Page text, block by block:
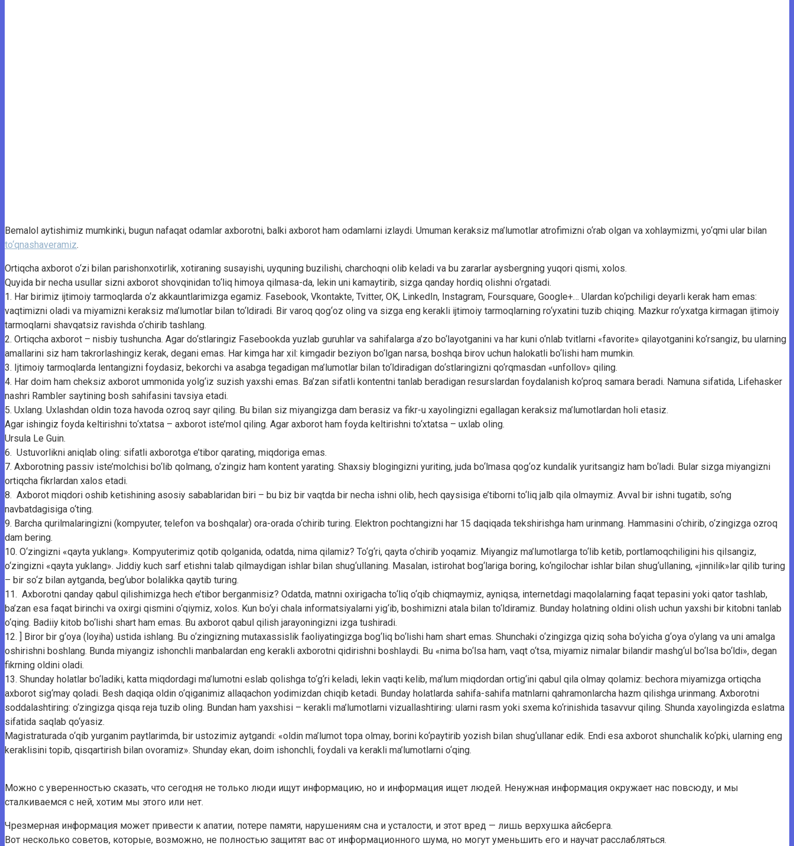
Bemalol aytishimiz mumkinki, bugun nafaqat odamlar axborotni, balki axborot ham odamlarni izlaydi. Umuman keraksiz ma’lumotlar atrofimizni o‘rab olgan va xohlaymizmi, yo‘qmi ular bilan
to‘qnashaveramiz.
Ortiqcha axborot o‘zi bilan parishonxotirlik, xotiraning susayishi, uyquning buzilishi, charchoqni olib keladi va bu zararlar aysbergning yuqori qismi, xolos.
Quyida bir necha usullar sizni axborot shovqinidan to‘liq himoya qilmasa-da, lekin uni kamaytirib, sizga qanday hordiq olishni o‘rgatadi.
1. Har birimiz ijtimoiy tarmoqlarda o‘z akkauntlarimizga egamiz. Fasebook, Vkontakte, Tvitter, OK, LinkedIn, Instagram, Foursquare, Google+… Ulardan ko‘pchiligi deyarli kerak ham emas:
vaqtimizni oladi va miyamizni keraksiz ma’lumotlar bilan to‘ldiradi. Bir varoq qog‘oz oling va sizga eng kerakli ijtimoiy tarmoqlarning ro‘yxatini tuzib chiqing. Mazkur ro‘yxatga kirmagan ijtimoiy
tarmoqlarni shavqatsiz ravishda o‘chirib tashlang.
2. Ortiqcha axborot – nisbiy tushuncha. Agar do‘stlaringiz Fasebookda yuzlab guruhlar va sahifalarga a’zo bo‘layotganini va har kuni o‘nlab tvitlarni «favorite» qilayotganini ko‘rsangiz, bu ularning
amallarini siz ham takrorlashingiz kerak, degani emas. Har kimga har xil: kimgadir beziyon bo‘lgan narsa, boshqa birov uchun halokatli bo‘lishi ham mumkin.
3. Ijtimoiy tarmoqlarda lentangizni foydasiz, bekorchi va asabga tegadigan ma’lumotlar bilan to‘ldiradigan do‘stlaringizni qo‘rqmasdan «unfollov» qiling.
4. Har doim ham cheksiz axborot ummonida yolg‘iz suzish yaxshi emas. Ba’zan sifatli kontentni tanlab beradigan resurslardan foydalanish ko‘proq samara beradi. Namuna sifatida, Lifehasker
nashri Rambler saytining bosh sahifasini tavsiya etadi.
5. Uxlang. Uxlashdan oldin toza havoda ozroq sayr qiling. Bu bilan siz miyangizga dam berasiz va fikr-u xayolingizni egallagan keraksiz ma’lumotlardan holi etasiz.
Agar ishingiz foyda keltirishni to‘xtatsa – axborot iste’mol qiling. Agar axborot ham foyda keltirishni to‘xtatsa – uxlab oling.
Ursula Le Guin.
6. Ustuvorlikni aniqlab oling: sifatli axborotga e’tibor qarating, miqdoriga emas.
7. Axborotning passiv iste’molchisi bo‘lib qolmang, o‘zingiz ham kontent yarating. Shaxsiy blogingizni yuriting, juda bo‘lmasa qog‘oz kundalik yuritsangiz ham bo‘ladi. Bular sizga miyangizni
ortiqcha fikrlardan xalos etadi.
8. Axborot miqdori oshib ketishining asosiy sabablaridan biri – bu biz bir vaqtda bir necha ishni olib, hech qaysisiga e’tiborni to‘liq jalb qila olmaymiz. Avval bir ishni tugatib, so‘ng
navbatdagisiga o‘ting.
9. Barcha qurilmalaringizni (kompyuter, telefon va boshqalar) ora-orada o‘chirib turing. Elektron pochtangizni har 15 daqiqada tekshirishga ham urinmang. Hammasini o‘chirib, o‘zingizga ozroq
dam bering.
10. O‘zingizni «qayta yuklang». Kompyuterimiz qotib qolganida, odatda, nima qilamiz? To‘g‘ri, qayta o‘chirib yoqamiz. Miyangiz ma’lumotlarga to‘lib ketib, portlamoqchiligini his qilsangiz,
o‘zingizni «qayta yuklang». Jiddiy kuch sarf etishni talab qilmaydigan ishlar bilan shug‘ullaning. Masalan, istirohat bog‘lariga boring, ko‘ngilochar ishlar bilan shug‘ullaning, «jinnilik»lar qilib turing
– bir so‘z bilan aytganda, beg‘ubor bolalikka qaytib turing.
11. Axborotni qanday qabul qilishimizga hech e’tibor berganmisiz? Odatda, matnni oxirigacha to‘liq o‘qib chiqmaymiz, ayniqsa, internetdagi maqolalarning faqat tepasini yoki qator tashlab,
ba’zan esa faqat birinchi va oxirgi qismini o‘qiymiz, xolos. Kun bo‘yi chala informatsiyalarni yig‘ib, boshimizni atala bilan to‘ldiramiz. Bunday holatning oldini olish uchun yaxshi bir kitobni tanlab
o‘qing. Badiiy kitob bo‘lishi shart ham emas. Bu axborot qabul qilish jarayoningizni izga tushiradi.
12. ] Biror bir g‘oya (loyiha) ustida ishlang. Bu o‘zingizning mutaxassislik faoliyatingizga bog‘liq bo‘lishi ham shart emas. Shunchaki o‘zingizga qiziq soha bo‘yicha g‘oya o‘ylang va uni amalga
oshirishni boshlang. Bunda miyangiz ishonchli manbalardan eng kerakli axborotni qidirishni boshlaydi. Bu «nima bo‘lsa ham, vaqt o‘tsa, miyamiz nimalar bilandir mashg‘ul bo‘lsa bo‘ldi», degan
fikrning oldini oladi.
13. Shunday holatlar bo‘ladiki, katta miqdordagi ma’lumotni eslab qolishga to‘g‘ri keladi, lekin vaqti kelib, ma’lum miqdordan ortig‘ini qabul qila olmay qolamiz: bechora miyamizga ortiqcha
axborot sig‘may qoladi. Besh daqiqa oldin o‘qiganimiz allaqachon yodimizdan chiqib ketadi. Bunday holatlarda sahifa-sahifa matnlarni qahramonlarcha hazm qilishga urinmang. Axborotni
soddalashtiring: o‘zingizga qisqa reja tuzib oling. Bundan ham yaxshisi – kerakli ma’lumotlarni vizuallashtiring: ularni rasm yoki sxema ko‘rinishida tasavvur qiling. Shunda xayolingizda eslatma
sifatida saqlab qo‘yasiz.
Magistraturada o‘qib yurganim paytlarimda, bir ustozimiz aytgandi: «oldin ma’lumot topa olmay, borini ko‘paytirib yozish bilan shug‘ullanar edik. Endi esa axborot shunchalik ko‘pki, ularning eng
keraklisini topib, qisqartirish bilan ovoramiz». Shunday ekan, doim ishonchli, foydali va kerakli ma’lumotlarni o‘qing.
Можно с уверенностью сказать, что сегодня не только люди ищут информацию, но и информация ищет людей. Ненужная информация окружает нас повсюду, и мы
сталкиваемся с ней, хотим мы этого или нет.
Чрезмерная информация может привести к апатии, потере памяти, нарушениям сна и усталости, и этот вред — лишь верхушка айсберга.
Вот несколько советов, которые, возможно, не полностью защитят вас от информационного шума, но могут уменьшить его и научат расслабляться.